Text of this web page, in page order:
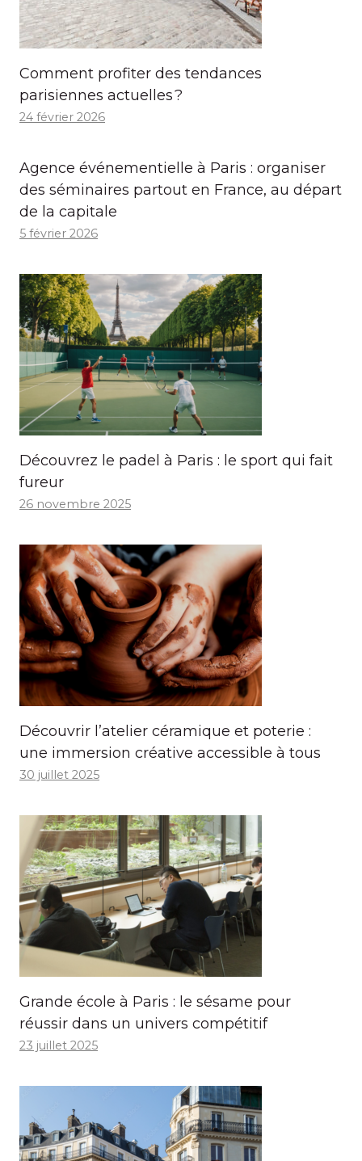
Comment profiter des tendances
parisiennes actuelles ?
24 février 2026
Agence événementielle à Paris : organiser
des séminaires partout en France, au départ
de la capitale
5 février 2026
Découvrez le padel à Paris : le sport qui fait
fureur
26 novembre 2025
Découvrir l’atelier céramique et poterie :
une immersion créative accessible à tous
30 juillet 2025
Grande école à Paris : le sésame pour
réussir dans un univers compétitif
23 juillet 2025